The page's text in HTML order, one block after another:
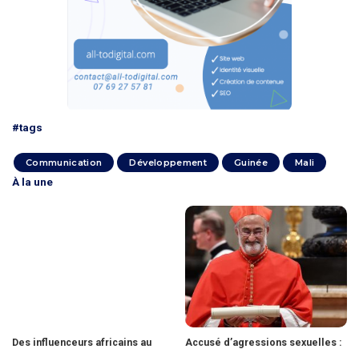
#tags
Communication Développement Guinée Mali
À la une
Des influenceurs africains au
Accusé d’agressions sexuelles :